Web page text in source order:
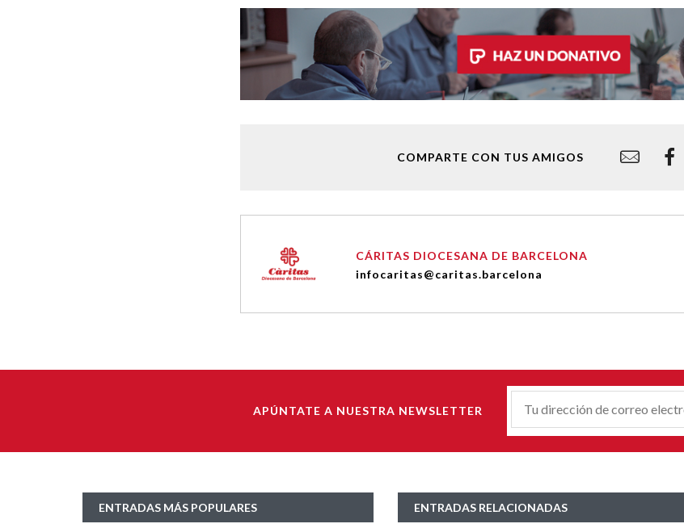
COMPARTE CON TUS AMIGOS
CÁRITAS DIOCESANA DE BARCELONA
infocaritas@caritas.barcelona
APÚNTATE A NUESTRA NEWSLETTER
Correu-
ENTRADAS MÁS POPULARES ENTRADAS RELACIONADAS